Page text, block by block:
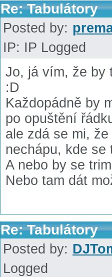
Re: Tabulátory
Posted by:
IP: IP Logged
Jo, já vím, že by
:D
Každopádně by
po opuštění
ale zdá se mi,
nechápu, kde se
A nebo by se
Nebo tam dát
Re: Tabulátory
Posted by:
Logged